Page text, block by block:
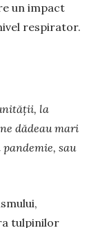
un impact
respirator.
la
dădeau mari
sau
tulpinilor